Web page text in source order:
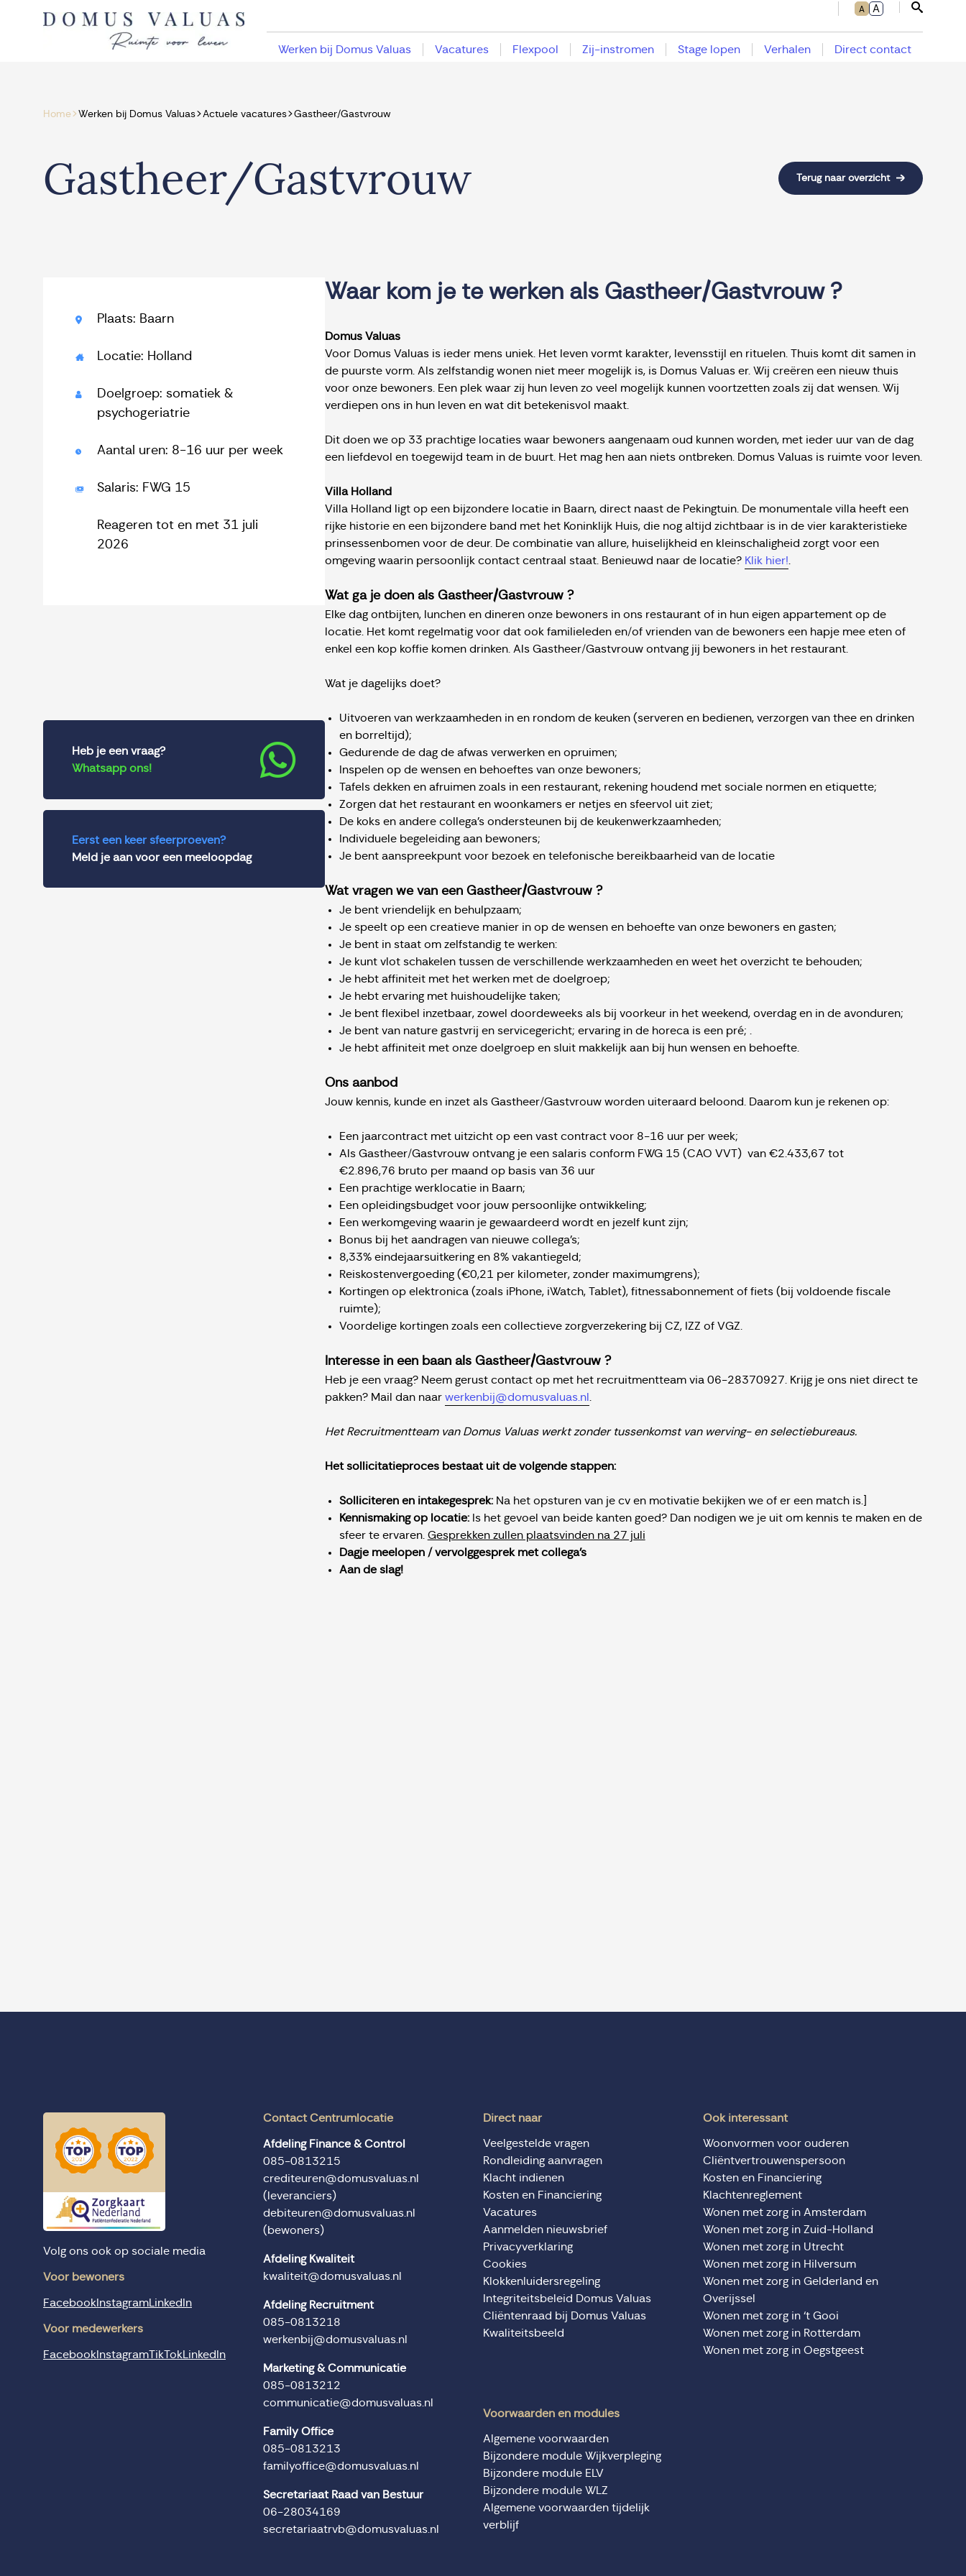
A A
Werken bij Domus Valuas Vacatures Flexpool Zij-instromen Stage lopen Verhalen Direct contact
Home> Werken bij Domus Valuas> Actuele vacatures>Gastheer/Gastvrouw
Gastheer/Gastvrouw Terug naar overzicht
Plaats: Baarn
Locatie: Holland
Doelgroep: somatiek &
psychogeriatrie
Aantal uren: 8-16 uur per week
Salaris: FWG 15
Reageren tot en met 31 juli
2026
Heb je een vraag?
Whatsapp ons!
Eerst een keer sfeerproeven?
Meld je aan voor een meeloopdag
Waar kom je te werken als Gastheer/Gastvrouw ?
Domus Valuas
Voor Domus Valuas is ieder mens uniek. Het leven vormt karakter, levensstijl en rituelen. Thuis komt dit samen in
de puurste vorm. Als zelfstandig wonen niet meer mogelijk is, is Domus Valuas er. Wij creëren een nieuw thuis
voor onze bewoners. Een plek waar zij hun leven zo veel mogelijk kunnen voortzetten zoals zij dat wensen. Wij
verdiepen ons in hun leven en wat dit betekenisvol maakt.
Dit doen we op 33 prachtige locaties waar bewoners aangenaam oud kunnen worden, met ieder uur van de dag
een liefdevol en toegewijd team in de buurt. Het mag hen aan niets ontbreken. Domus Valuas is ruimte voor leven.
Villa Holland
Villa Holland ligt op een bijzondere locatie in Baarn, direct naast de Pekingtuin. De monumentale villa heeft een
rijke historie en een bijzondere band met het Koninklijk Huis, die nog altijd zichtbaar is in de vier karakteristieke
prinsessenbomen voor de deur. De combinatie van allure, huiselijkheid en kleinschaligheid zorgt voor een
omgeving waarin persoonlijk contact centraal staat. Benieuwd naar de locatie? Klik hier!
Wat ga je doen als Gastheer/Gastvrouw ?
Elke dag ontbijten, lunchen en dineren onze bewoners in ons restaurant of in hun eigen appartement op de
locatie. Het komt regelmatig voor dat ook familieleden en/of vrienden van de bewoners een hapje mee eten of
enkel een kop koffie komen drinken. Als Gastheer/Gastvrouw ontvang jij bewoners in het restaurant.
Wat je dagelijks doet?
Uitvoeren van werkzaamheden in en rondom de keuken (serveren en bedienen, verzorgen van thee en drinken
en borreltijd);
Gedurende de dag de afwas verwerken en opruimen;
Inspelen op de wensen en behoeftes van onze bewoners;
Tafels dekken en afruimen zoals in een restaurant, rekening houdend met sociale normen en etiquette;
Zorgen dat het restaurant en woonkamers er netjes en sfeervol uit ziet;
De koks en andere collega’s ondersteunen bij de keukenwerkzaamheden;
Individuele begeleiding aan bewoners;
Je bent aanspreekpunt voor bezoek en telefonische bereikbaarheid van de locatie
Wat vragen we van een Gastheer/Gastvrouw ?
Je bent vriendelijk en behulpzaam;
Je speelt op een creatieve manier in op de wensen en behoefte van onze bewoners en gasten;
Je bent in staat om zelfstandig te werken:
Je kunt vlot schakelen tussen de verschillende werkzaamheden en weet het overzicht te behouden;
Je hebt affiniteit met het werken met de doelgroep;
Je hebt ervaring met huishoudelijke taken;
Je bent flexibel inzetbaar, zowel doordeweeks als bij voorkeur in het weekend, overdag en in de avonduren;
Je bent van nature gastvrij en servicegericht; ervaring in de horeca is een pré; .
Je hebt affiniteit met onze doelgroep en sluit makkelijk aan bij hun wensen en behoefte.
Ons aanbod
Jouw kennis, kunde en inzet als Gastheer/Gastvrouw worden uiteraard beloond. Daarom kun je rekenen op:
Een jaarcontract met uitzicht op een vast contract voor 8-16 uur per week;
Als Gastheer/Gastvrouw ontvang je een salaris conform FWG 15 (CAO VVT) van €2.433,67 tot
€2.896,76 bruto per maand op basis van 36 uur
Een prachtige werklocatie in Baarn;
Een opleidingsbudget voor jouw persoonlijke ontwikkeling;
Een werkomgeving waarin je gewaardeerd wordt en jezelf kunt zijn;
Bonus bij het aandragen van nieuwe collega’s;
8,33% eindejaarsuitkering en 8% vakantiegeld;
Reiskostenvergoeding (€0,21 per kilometer, zonder maximumgrens);
Kortingen op elektronica (zoals iPhone, iWatch, Tablet), fitnessabonnement of fiets (bij voldoende fiscale
ruimte);
Voordelige kortingen zoals een collectieve zorgverzekering bij CZ, IZZ of VGZ.
Interesse in een baan als Gastheer/Gastvrouw ?
Heb je een vraag? Neem gerust contact op met het recruitmentteam via 06-28370927. Krijg je ons niet direct te
pakken? Mail dan naar werkenbij@domusvaluas.nl
Het Recruitmentteam van Domus Valuas werkt zonder tussenkomst van werving- en selectiebureaus.
Het sollicitatieproces bestaat uit de volgende stappen:
Solliciteren en intakegesprek:Na het opsturen van je cv en motivatie bekijken we of er een match is.]
Kennismaking op locatie:Is het gevoel van beide kanten goed? Dan nodigen we je uit om kennis te maken en de
sfeer te ervaren. Gesprekken zullen plaatsvinden na 27 juli
Dagje meelopen / vervolggesprek met collega's
Aan de slag!
Volg ons ook op sociale media
Voor bewoners
Facebook Instagram LinkedIn
Voor medewerkers
Facebook InstagramTikTok LinkedIn
Contact Centrumlocatie
Afdeling Finance & Control
085-0813215
crediteuren@domusvaluas.nl
(leveranciers)
debiteuren@domusvaluas.nl
(bewoners)
Afdeling Kwaliteit
kwaliteit@domusvaluas.nl
Afdeling Recruitment
085-0813218
werkenbij@domusvaluas.nl
Marketing & Communicatie
085-0813212
communicatie@domusvaluas.nl
Family Office
085-0813213
familyoffice@domusvaluas.nl
Secretariaat Raad van Bestuur
06-28034169
secretariaatrvb@domusvaluas.nl
Direct naar
Veelgestelde vragen
Rondleiding aanvragen
Klacht indienen
Kosten en Financiering
Vacatures
Aanmelden nieuwsbrief
Privacyverklaring
Cookies
Klokkenluidersregeling
Integriteitsbeleid Domus Valuas
Cliëntenraad bij Domus Valuas
Kwaliteitsbeeld
Ook interessant
Woonvormen voor ouderen
Cliëntvertrouwenspersoon
Kosten en Financiering
Klachtenreglement
Wonen met zorg in Amsterdam
Wonen met zorg in Zuid-Holland
Wonen met zorg in Utrecht
Wonen met zorg in Hilversum
Wonen met zorg in Gelderland en
Overijssel
Wonen met zorg in ‘t Gooi
Wonen met zorg in Rotterdam
Wonen met zorg in Oegstgeest
Voorwaarden en modules
Algemene voorwaarden
Bijzondere module Wijkverpleging
Bijzondere module ELV
Bijzondere module WLZ
Algemene voorwaarden tijdelijk
verblijf